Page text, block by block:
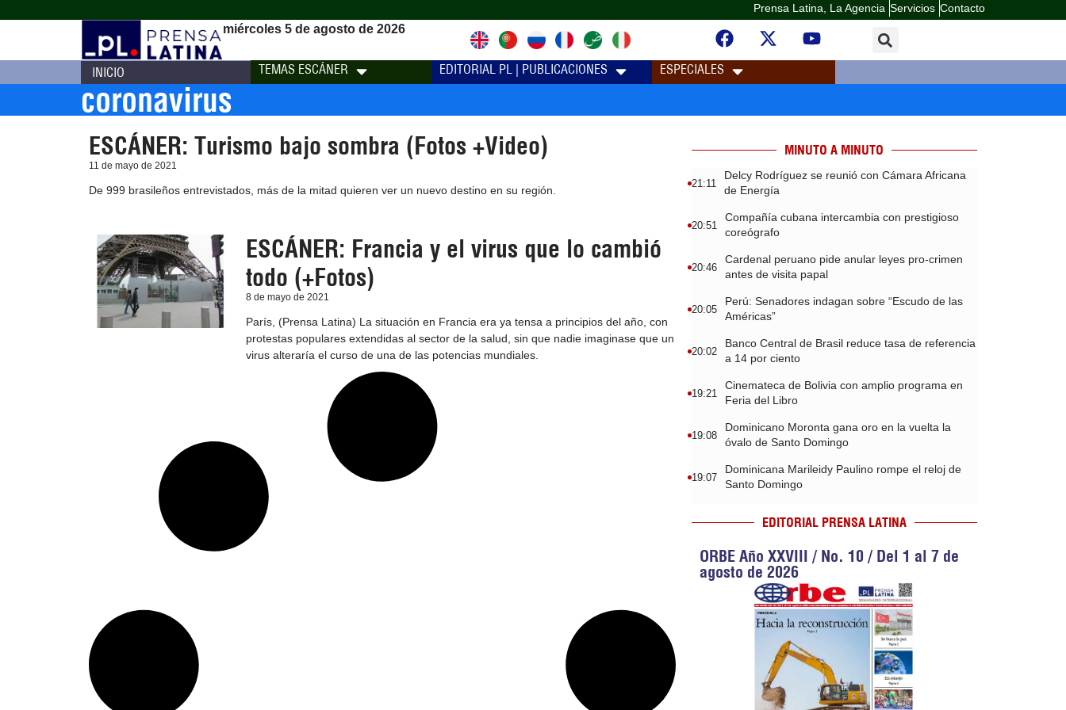
Prensa Latina, La Agencia Servicios Contacto
miércoles 5 de agosto de 2026
INICIO TEMAS ESCÁNER EDITORIAL PL | PUBLICACIONES ESPECIALES
coronavirus
ESCÁNER: Turismo bajo sombra (Fotos +Video)
11 de mayo de 2021
De 999 brasileños entrevistados, más de la mitad quieren ver un nuevo destino en su región.
ESCÁNER: Francia y el virus que lo cambió
todo (+Fotos)
8 de mayo de 2021
París, (Prensa Latina) La situación en Francia era ya tensa a principios del año, con
protestas populares extendidas al sector de la salud, sin que nadie imaginase que un
virus alteraría el curso de una de las potencias mundiales.
MINUTO A MINUTO
21:11
Delcy Rodríguez se reunió con Cámara Africana
de Energía
20:51
Compañía cubana intercambia con prestigioso
coreógrafo
20:46
Cardenal peruano pide anular leyes pro-crimen
antes de visita papal
20:05
Perú: Senadores indagan sobre “Escudo de las
Américas”
20:02
Banco Central de Brasil reduce tasa de referencia
a 14 por ciento
19:21
Cinemateca de Bolivia con amplio programa en
Feria del Libro
19:08
Dominicano Moronta gana oro en la vuelta la
óvalo de Santo Domingo
19:07
Dominicana Marileidy Paulino rompe el reloj de
Santo Domingo
EDITORIAL PRENSA LATINA
ORBE Año XXVIII / No. 10 / Del 1 al 7 de
agosto de 2026